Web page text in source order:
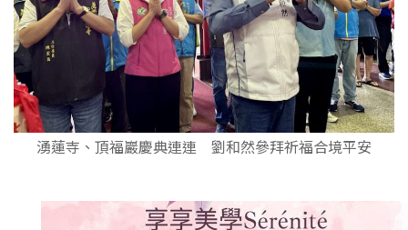
湧蓮寺、頂福巖慶典連連 劉和然參拜祈福合境平安